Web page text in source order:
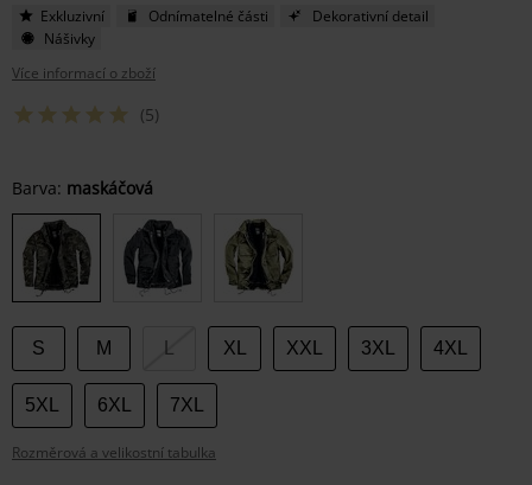
Exkluzivní Odnímatelné části
Dekorativní detail
Nášivky
Více informací o zboží
(5)
Vyberte
si
velikost
Barva: maskáčová
S M XL XXL 3XL 4XL
5XL 6XL 7XL
Rozměrová a velikostní tabulka